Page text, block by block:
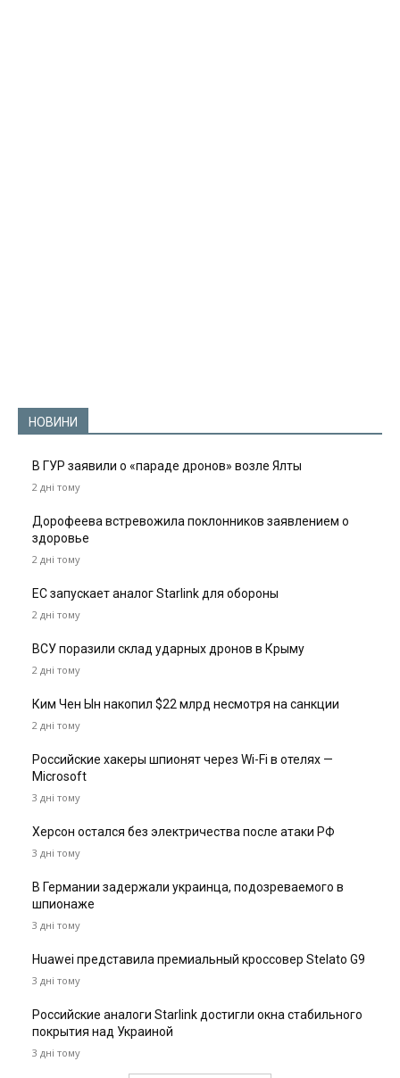
НОВИНИ
В ГУР заявили о «параде дронов» возле Ялты
2 дні тому
Дорофеева встревожила поклонников заявлением о
здоровье
2 дні тому
ЕС запускает аналог Starlink для обороны
2 дні тому
ВСУ поразили склад ударных дронов в Крыму
2 дні тому
Ким Чен Ын накопил $22 млрд несмотря на санкции
2 дні тому
Российские хакеры шпионят через Wi-Fi в отелях —
Microsoft
3 дні тому
Херсон остался без электричества после атаки РФ
3 дні тому
В Германии задержали украинца, подозреваемого в
шпионаже
3 дні тому
Huawei представила премиальный кроссовер Stelato G9
3 дні тому
Российские аналоги Starlink достигли окна стабильного
покрытия над Украиной
3 дні тому